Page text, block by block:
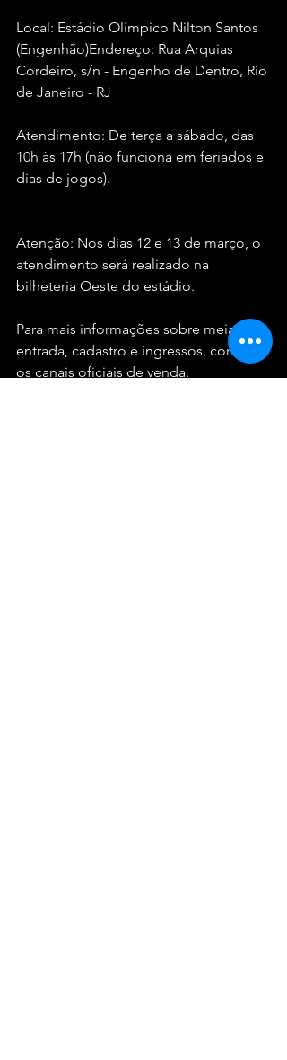
Local: Estádio Olímpico Nilton Santos
(Engenhão)Endereço: Rua Arquias
Cordeiro, s/n - Engenho de Dentro, Rio
de Janeiro - RJ
Atendimento: De terça a sábado, das
10h às 17h (não funciona em feriados e
dias de jogos).
Atenção: Nos dias 12 e 13 de março, o
atendimento será realizado na
bilheteria Oeste do estádio.
Para mais informações sobre meia-
entrada, cadastro e ingressos, consulte
os canais oficiais de venda.